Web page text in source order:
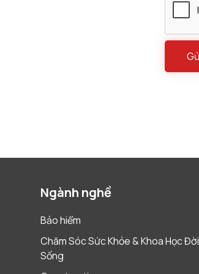
Ngành nghề
Bảo hiểm
Chăm Sóc Sức Khỏe & Khoa Học Đời
Sống